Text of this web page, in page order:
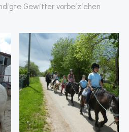
Gewitter vorbeiziehen